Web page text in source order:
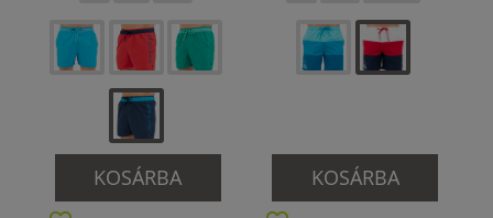
KOSÁRBA KOSÁRBA